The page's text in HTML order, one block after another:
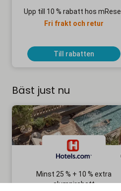
Upp till 10 % rabatt hos mResell
Fri frakt och retur
Till rabatten
Bäst just nu
Minst 25 % + 10 % extra
alumnirabatt